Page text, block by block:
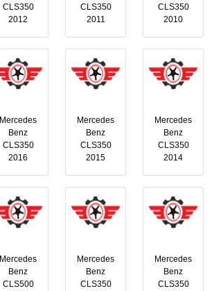
CLS350
2010
CLS350
2011
CLS350
2012
Mercedes
Benz
CLS350
2014
Mercedes
Benz
CLS350
2015
Mercedes
Benz
CLS350
2016
Mercedes
Benz
CLS350
Mercedes
Benz
CLS350
Mercedes
Benz
CLS500